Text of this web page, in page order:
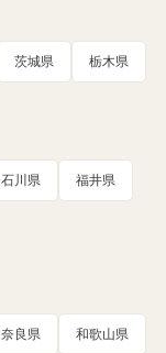
茨城県 栃木県
石川県 福井県
奈良県 和歌山県